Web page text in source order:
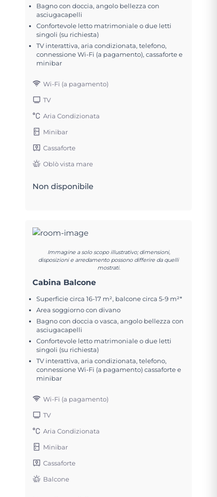
Bagno con doccia, angolo bellezza con
asciugacapelli
Confortevole letto matrimoniale o due letti
singoli (su richiesta)
TV interattiva, aria condizionata, telefono,
connessione Wi-Fi (a pagamento), cassaforte e
minibar
Wi-Fi (a pagamento)
TV
Aria Condizionata
Minibar
Cassaforte
Oblò vista mare
Non disponibile
Immagine a solo scopo illustrativo; dimensioni,
disposizioni e arredamento possono differire da quelli
mostrati.
Cabina Balcone
Superficie circa 16-17 m², balcone circa 5-9 m²*
Area soggiorno con divano
Bagno con doccia o vasca, angolo bellezza con
asciugacapelli
Confortevole letto matrimoniale o due letti
singoli (su richiesta)
TV interattiva, aria condizionata, telefono,
connessione Wi-Fi (a pagamento) cassaforte e
minibar
Wi-Fi (a pagamento)
TV
Aria Condizionata
Minibar
Cassaforte
Balcone